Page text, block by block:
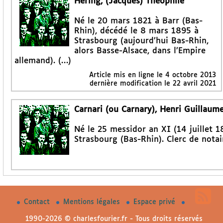
Né le 20 mars 1821 à Barr (Bas-
Rhin), décédé le 8 mars 1895 à
Strasbourg (aujourd’hui Bas-Rhin,
alors Basse-Alsace, dans l’Empire
allemand). (…)
Article mis en ligne le 4 octobre 2013
dernière modification le 22 avril 2021
Carnari (ou Carnary), Henri
Né le 25 messidor an XI (14 juillet
Strasbourg (Bas-Rhin). Clerc de
Contact Mentions légales Espace privé
1990-2026 © charlesfourier.fr - Tous droits réservés